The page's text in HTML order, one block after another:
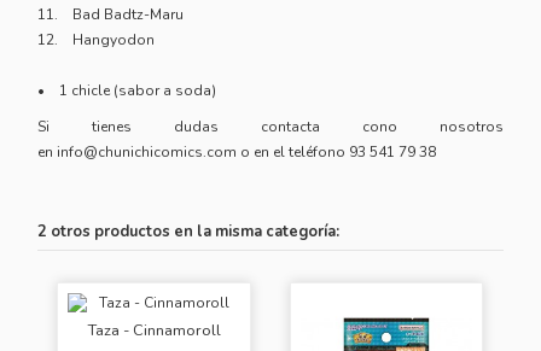
11. Bad Badtz-Maru
12. Hangyodon
• 1 chicle (sabor a soda)
Si tienes dudas contacta cono nosotros
en info@chunichicomics.com o en el teléfono 93 541 79 38
2 otros productos en la misma categoría:
Taza - Cinnamoroll